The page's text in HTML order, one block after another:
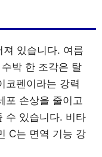
있습니다. 여름
박 한 조각은 탈
코펜이라는 강력
포 손상을 줄이고
수 있습니다. 비타
C는 면역 기능 강